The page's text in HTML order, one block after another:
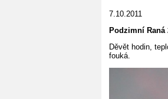
7.10.2011
Podzimní Raná
Děvět hodin,
fouká.